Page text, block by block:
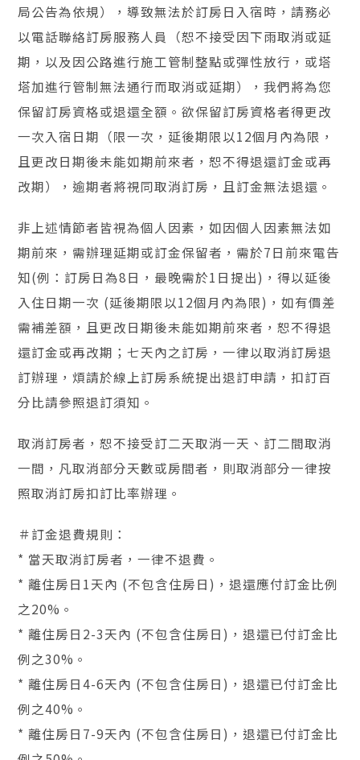
局公告為依規），導致無法於訂房日入宿時，請務必
以電話聯絡訂房服務人員（恕不接受因下雨取消或延
期，以及因公路進行施工管制整點或彈性放行，或塔
塔加進行管制無法通行而取消或延期），我們將為您
保留訂房資格或退還全額。欲保留訂房資格者得更改
一次入宿日期（限一次，延後期限以12個月內為限，
且更改日期後未能如期前來者，恕不得退還訂金或再
改期），逾期者將視同取消訂房，且訂金無法退還。
非上述情節者皆視為個人因素，如因個人因素無法如
期前來，需辦理延期或訂金保留者，需於7日前來電告
知(例：訂房日為8日，最晚需於1日提出)，得以延後
入住日期一次 (延後期限以12個月內為限)，如有價差
需補差額，且更改日期後未能如期前來者，恕不得退
還訂金或再改期；七天內之訂房，一律以取消訂房退
訂辦理，煩請於線上訂房系統提出退訂申請，扣訂百
分比請參照退訂須知。
取消訂房者，恕不接受訂二天取消一天、訂二間取消
一間，凡取消部分天數或房間者，則取消部分一律按
照取消訂房扣訂比率辦理。
＃訂金退費規則：
* 當天取消訂房者，一律不退費。
* 離住房日1天內 (不包含住房日)，退還應付訂金比例
之20%。
* 離住房日2-3天內 (不包含住房日)，退還已付訂金比
例之30%。
* 離住房日4-6天內 (不包含住房日)，退還已付訂金比
例之40%。
* 離住房日7-9天內 (不包含住房日)，退還已付訂金比